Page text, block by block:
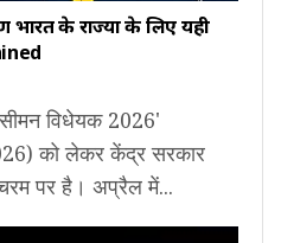
के राज्यों के लिए यही
विधेयक 2026'
को लेकर केंद्र सरकार
पर है। अप्रैल में...